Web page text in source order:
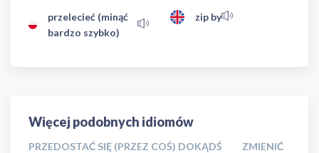
przelecieć (minąć
bardzo szybko)
zip by
Więcej podobnych idiomów
PRZEDOSTAĆ SIĘ (PRZEZ COŚ) DOKĄDŚ
ZMIENIĆ